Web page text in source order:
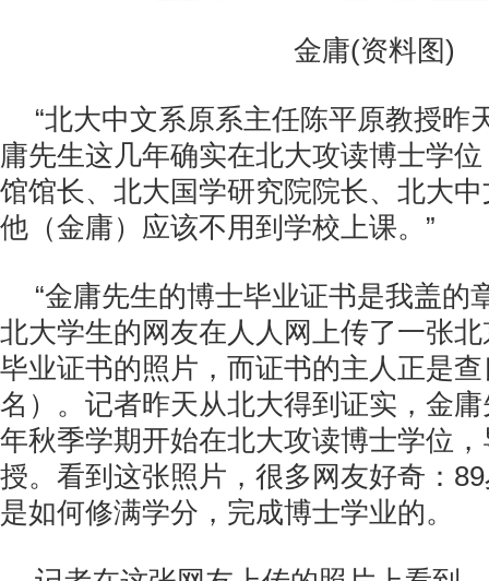
金庸(资料图)
“北大中文系原系主任陈平原教授昨
庸先生这几年确实在北大攻读博士学
馆馆长、北大国学研究院院长、北大
他（金庸）应该不用到学校上课。”
“金庸先生的博士毕业证书是我盖的
北大学生的网友在人人网上传了一张
毕业证书的照片，而证书的主人正是
名）。记者昨天从北大得到证实，金
年秋季学期开始在北大攻读博士学位
授。看到这张照片，很多网友好奇：
是如何修满学分，完成博士学业的。